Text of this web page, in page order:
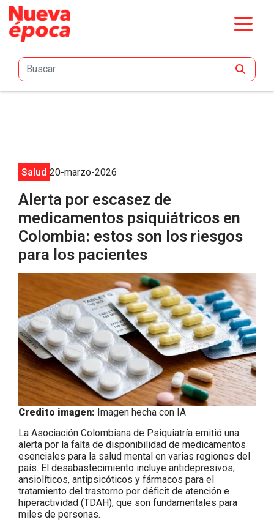
Saltar al contenido principal
Salud 20-marzo-2026
Alerta por escasez de
medicamentos psiquiátricos en
Colombia: estos son los riesgos
para los pacientes
Credito imagen: Imagen hecha con IA
La Asociación Colombiana de Psiquiatría emitió una
alerta por la falta de disponibilidad de medicamentos
esenciales para la salud mental en varias regiones del
país. El desabastecimiento incluye antidepresivos,
ansiolíticos, antipsicóticos y fármacos para el
tratamiento del trastorno por déficit de atención e
hiperactividad (TDAH), que son fundamentales para
miles de personas.